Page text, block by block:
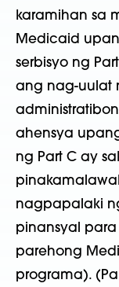
karamihan sa
Medicaid
serbisyo ng
ang nag-uulat
ahensya
ng Part C ay
nagpapalaki
pinansyal
parehong
programa).